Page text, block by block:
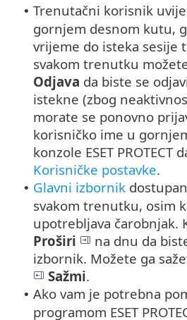
• Trenutačni korisnik
gornjem desnom kutu,
vrijeme do isteka sesije
svakom trenutku
Odjava da biste se
istekne (zbog
morate se ponovno
korisničko ime u
konzole ESET
Korisničke postavke.
• Glavni izbornik
svakom trenutku, osim
upotrebljava čarobnjak.
Proširi
na dnu da
izbornik. Možete ga
Sažmi.
• Ako vam je potrebna
programom ESET